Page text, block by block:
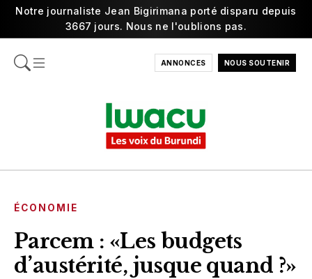
Notre journaliste Jean Bigirimana porté disparu depuis
3667 jours. Nous ne l'oublions pas.
ANNONCES NOUS SOUTENIR
ÉCONOMIE
Parcem : «Les budgets
d’austérité, jusque quand ?»